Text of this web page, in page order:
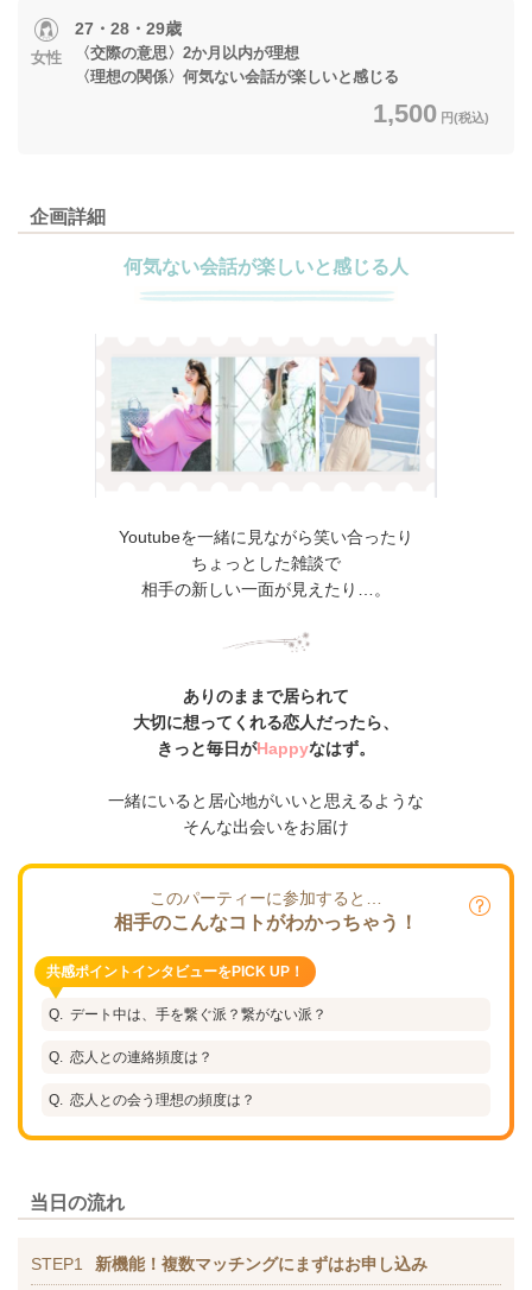
女性
27・28・29歳
〈交際の意思〉2か月以内が理想
〈理想の関係〉何気ない会話が楽しいと感じる
1,500 円(税込)
企画詳細
何気ない会話が楽しいと感じる人
Youtubeを一緒に見ながら笑い合ったり
ちょっとした雑談で
相手の新しい一面が見えたり…。
ありのままで居られて
大切に想ってくれる恋人だったら、
きっと毎日がHappyなはず。
一緒にいると居心地がいいと思えるような
そんな出会いをお届け
このパーティーに参加すると…
相手のこんなコトがわかっちゃう！
共感ポイントインタビューをPICK UP！
デート中は、手を繋ぐ派？繋がない派？
恋人との連絡頻度は？
恋人との会う理想の頻度は？
当日の流れ
STEP1 新機能！複数マッチングにまずはお申し込み